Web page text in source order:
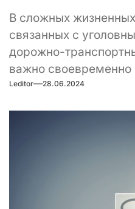
В сложных
связанных с
дорожно-
важно своевременно
профессиональной
Leditor 28.06.2024